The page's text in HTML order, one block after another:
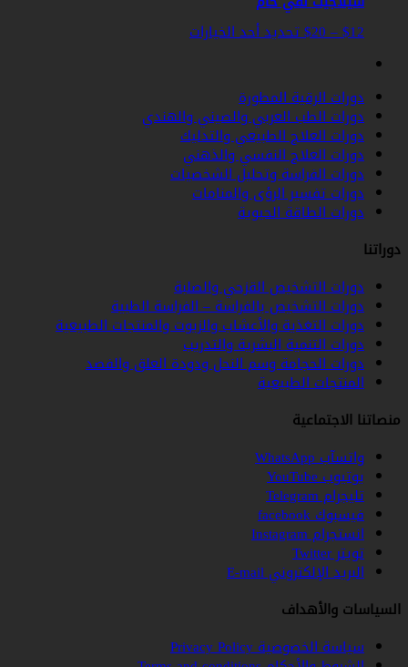
$12
–
$20 نطاق
خلال
تحديد أحد الخياراتهناك
المختلفة
لهذا
المنتج.
يمكن
اختيار
الخيارات
دورات الرقية المطورة
دورات الطب العربي والصيني والهندي
دورات العلاج الطبيعي والتدليك
دورات العلاج النفسي والذهني
دورات الفراسة وتحليل الشخصيات
دورات تفسير الرؤى والمنامات
دورات الطاقة الحيوية
دورات التشخيص القزحي والصلبة
دورات التشخيص بالفراسة – الفراسة الطبية
دورات التغذية والأعشاب والزيوت والمنتجات الطبيعية
دورات التنمية البشرية والتدريب
دورات الحجامة وسم النحل ودودة العلق والفصد
المنتجات الطبيعية
الاجتماعية
واتسآب WhatsApp
يوتيوب YouTube
تليجرام Telegram
فيسبوك facebook
انستجرام Instagram
تويتر Twitter
البريد الإلكتروني E-mail
والأهداف
سياسة الخصوصية Privacy Policy